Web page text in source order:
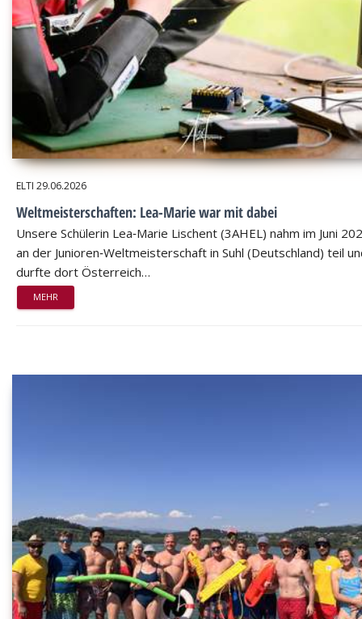
ELTI 29.06.2026
Weltmeisterschaften: Lea-Marie war mit dabei
Unsere Schülerin Lea‑Marie Lischent (3AHEL) nahm im Juni
an der Junioren‑Weltmeisterschaft in Suhl (Deutschland) teil
durfte dort Österreich…
MEHR